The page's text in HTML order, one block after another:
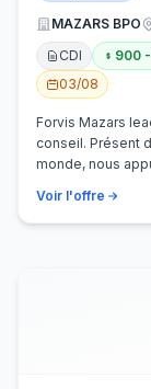
MAZARS BPO
CDI
900
03/08
Forvis Mazars
conseil. Présent
monde, nous
Voir l'offre